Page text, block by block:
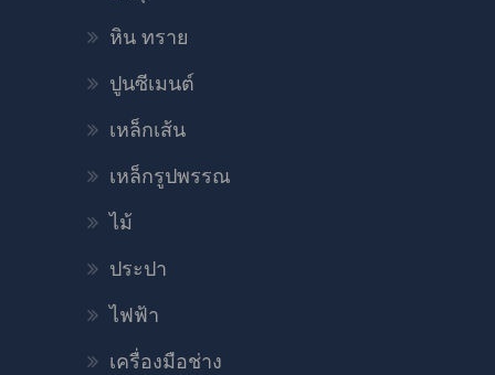
หิน ทราย
ปูนซีเมนต์
เหล็กเส้น
เหล็กรูปพรรณ
ไม้
ประปา
ไฟฟ้า
เครื่องมือช่าง